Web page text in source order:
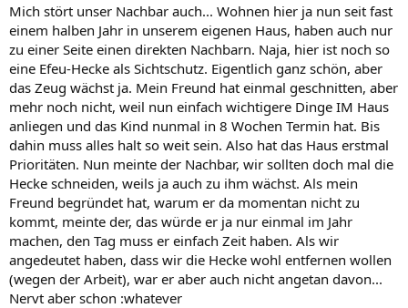
Mich stört unser Nachbar auch... Wohnen hier ja nun seit fast
einem halben Jahr in unserem eigenen Haus, haben auch nur
zu einer Seite einen direkten Nachbarn. Naja, hier ist noch so
eine Efeu-Hecke als Sichtschutz. Eigentlich ganz schön, aber
das Zeug wächst ja. Mein Freund hat einmal geschnitten, aber
mehr noch nicht, weil nun einfach wichtigere Dinge IM Haus
anliegen und das Kind nunmal in 8 Wochen Termin hat. Bis
dahin muss alles halt so weit sein. Also hat das Haus erstmal
Prioritäten. Nun meinte der Nachbar, wir sollten doch mal die
Hecke schneiden, weils ja auch zu ihm wächst. Als mein
Freund begründet hat, warum er da momentan nicht zu
kommt, meinte der, das würde er ja nur einmal im Jahr
machen, den Tag muss er einfach Zeit haben. Als wir
angedeutet haben, dass wir die Hecke wohl entfernen wollen
(wegen der Arbeit), war er aber auch nicht angetan davon...
Nervt aber schon :whatever